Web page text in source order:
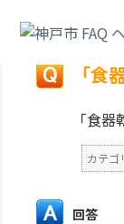
戻る
「
「食
カテゴ
回答